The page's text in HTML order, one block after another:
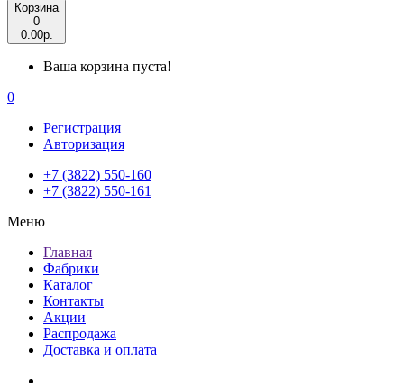
Корзина
0
0.00р.
Ваша корзина пуста!
0
Регистрация
Авторизация
+7 (3822) 550-160
+7 (3822) 550-161
Меню
Главная
Фабрики
Каталог
Контакты
Акции
Распродажа
Доставка и оплата